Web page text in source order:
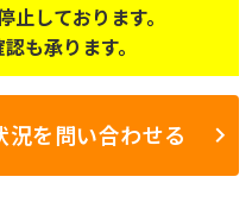
止しております。
も承ります。
況を問い合わせる